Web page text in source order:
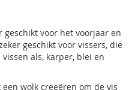
geschikt voor het voorjaar en
geschikt voor vissers, die
als, karper, blei en
wolk creeëren om de vis